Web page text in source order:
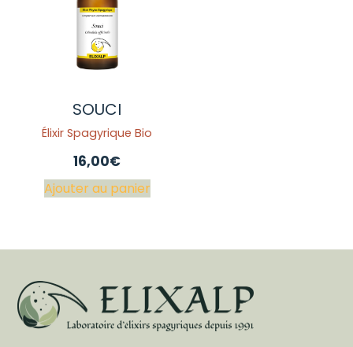
SOUCI
Élixir Spagyrique Bio
16,00€
Ajouter au panier